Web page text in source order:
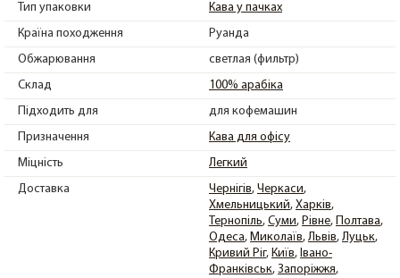
Тип упаковки
Кава у пачках
Країна походження
Руанда
Обжарювання
светлая (фильтр)
Склад
100% арабіка
Підходить для
для кофемашин
Призначення
Кава для офісу
Міцність
Легкий
Доставка
Чернігів Черкаси
Хмельницький Харків
Тернопіль Суми Рівне Полтава
Одеса Миколаїв Львів Луцьк
Кривий Ріг Київ Івано-
Франківськ Запоріжжя